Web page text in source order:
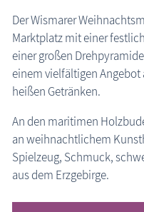
Salzhaff
Ilex
Vogelarten
Amsel
Bachstelze
Bergfink
Blaumeise
Buntspecht
Buchfink
Der Wismarer
Marktplatz mit einer
einer großen
einem vielfältigen
heißen Getränken.
An den maritimen
an weihnachtlichem
Spielzeug, Schmuck,
aus dem Erzgebirge.